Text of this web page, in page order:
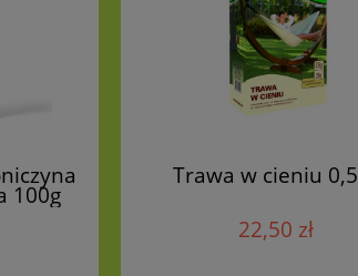
100g
)
Trawa w cieniu
22,50 zł